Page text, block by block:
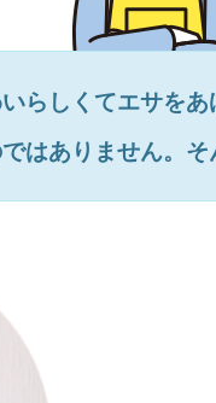
らしくてエサを
はありません。